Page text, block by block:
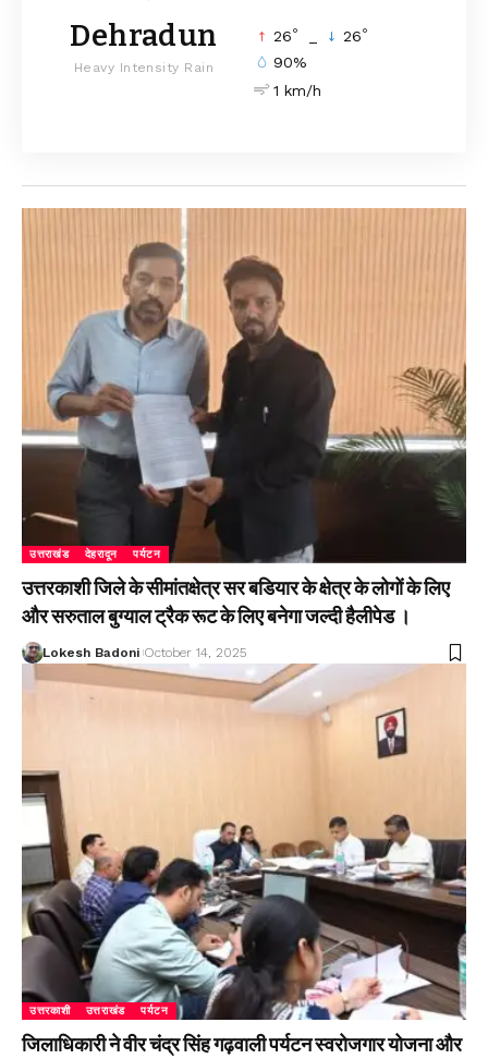
Dehradun
Heavy Intensity Rain
26° 26°
90%
1 km/h
उत्तराखंड देहरादून पर्यटन
उत्तरकाशी जिले के सीमांतक्षेत्र सर बडियार के क्षेत्र के लोगों के लिए
और सरुताल बुग्याल ट्रैक रूट के लिए बनेगा जल्दी हैलीपेड ।
Lokesh Badoni October 14, 2025
उत्तरकाशी उत्तराखंड पर्यटन
जिलाधिकारी ने वीर चंद्र सिंह गढ़वाली पर्यटन स्वरोजगार योजना और